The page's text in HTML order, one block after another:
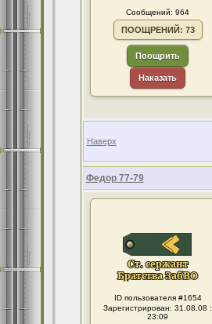
Сообщений: 964
ПООЩРЕНИЙ: 73
Поощрить
Наказать
Наверх
Федор 77-79
ID пользователя #1654
Зарегистрирован: 31.08.08 :
23:09